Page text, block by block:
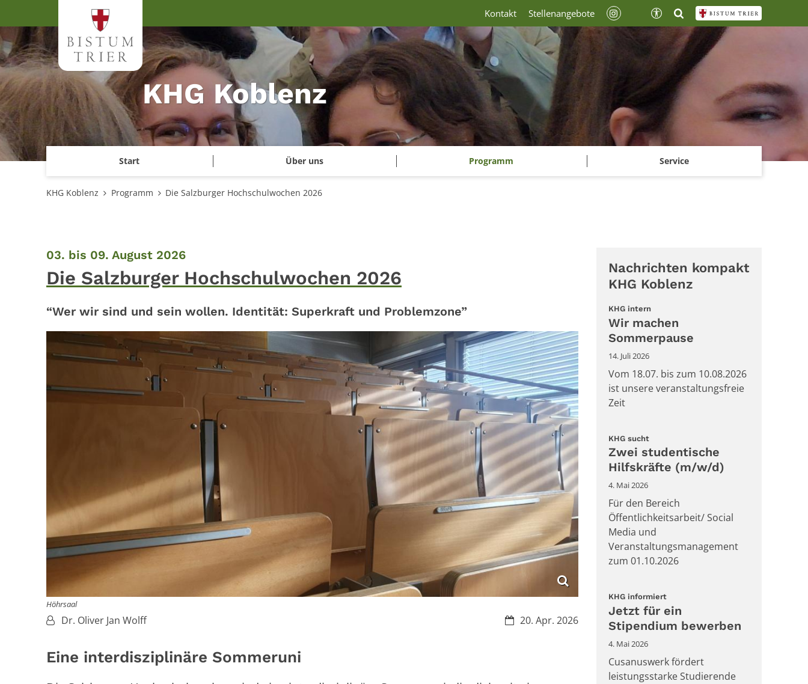
KHG Koblenz
Start Über uns Programm Service
Kontakt Stellenangebote
KHG Koblenz Programm Die Salzburger Hochschulwochen 2026
03. bis 09. August 2026:
Die Salzburger Hochschulwochen 2026
“Wer wir sind und sein wollen. Identität: Superkraft und Problemzone”
Höhrsaal
Datum:
20. Apr. 2026
Von:Dr. Oliver Jan Wolff
Eine interdisziplinäre Sommeruni
Nachrichten kompakt
KHG Koblenz
KHG intern:
Wir machen
Sommerpause
14. Juli 2026
Vom 18.07. bis zum 10.08.2026
ist unsere veranstaltungsfreie
Zeit
KHG sucht:
Zwei studentische
Hilfskräfte (m/w/d)
4. Mai 2026
Für den Bereich
Öffentlichkeitsarbeit/ Social
Media und
Veranstaltungsmanagement
zum 01.10.2026
KHG informiert:
Jetzt für ein
Stipendium bewerben
4. Mai 2026
Cusanuswerk fördert
leistungsstarke Studierende